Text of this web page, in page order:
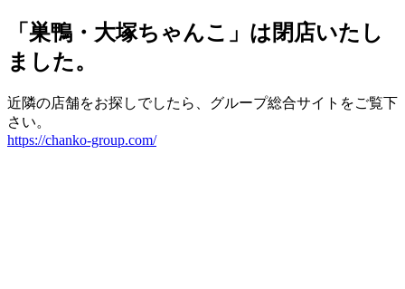
「巣鴨・大塚ちゃんこ」は閉店いたし
ました。
近隣の店舗をお探しでしたら、グループ総合サイトをご覧下
さい。
https://chanko-group.com/